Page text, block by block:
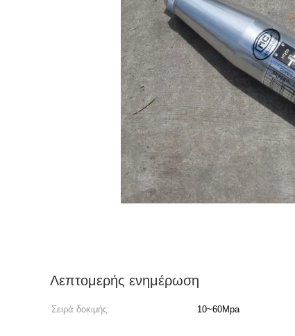
Λεπτομερής ενημέρωση
Σειρά δοκιμής: 10~60Mpa